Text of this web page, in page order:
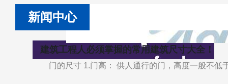
新闻中心
建筑工程人必须掌握的常用建筑尺寸大全！
门的尺寸 1.门高： 供人通行的门，高度一般不